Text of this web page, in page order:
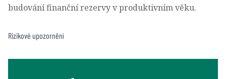
budování finanční rezervy v produktivním věku.
Rizikové upozornění